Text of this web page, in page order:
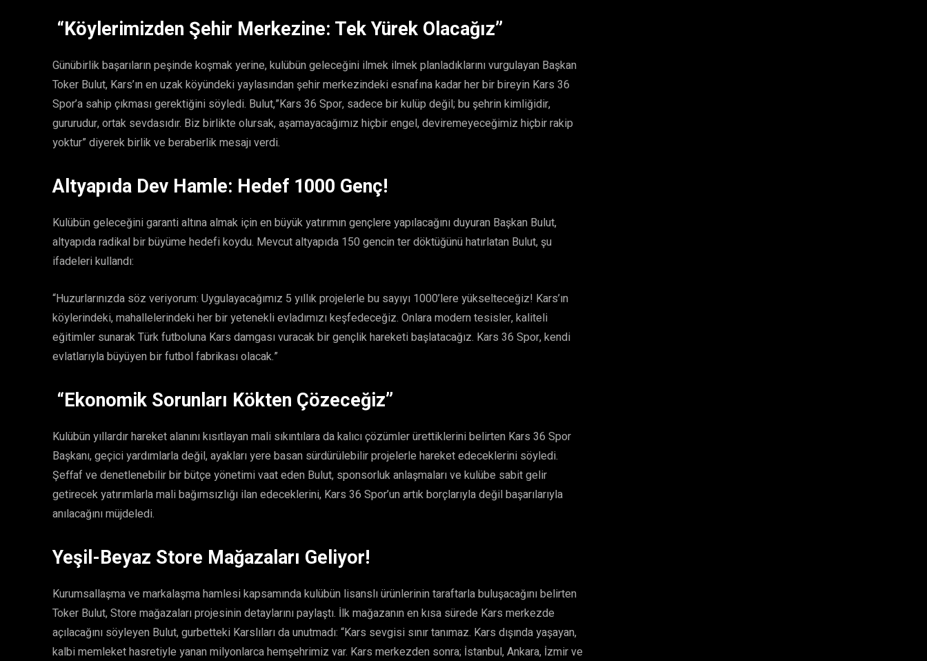
“Köylerimizden Şehir Merkezine: Tek Yürek Olacağız”
Günübirlik başarıların peşinde koşmak yerine, kulübün geleceğini ilmek ilmek planladıklarını vurgulayan Başkan
Toker Bulut, Kars’ın en uzak köyündeki yaylasından şehir merkezindeki esnafına kadar her bir bireyin Kars 36
Spor’a sahip çıkması gerektiğini söyledi. Bulut,”Kars 36 Spor, sadece bir kulüp değil; bu şehrin kimliğidir,
gururudur, ortak sevdasıdır. Biz birlikte olursak, aşamayacağımız hiçbir engel, deviremeyeceğimiz hiçbir rakip
yoktur” diyerek birlik ve beraberlik mesajı verdi.
Altyapıda Dev Hamle: Hedef 1000 Genç!
Kulübün geleceğini garanti altına almak için en büyük yatırımın gençlere yapılacağını duyuran Başkan Bulut,
altyapıda radikal bir büyüme hedefi koydu. Mevcut altyapıda 150 gencin ter döktüğünü hatırlatan Bulut, şu
ifadeleri kullandı:
“Huzurlarınızda söz veriyorum: Uygulayacağımız 5 yıllık projelerle bu sayıyı 1000’lere yükselteceğiz! Kars’ın
köylerindeki, mahallelerindeki her bir yetenekli evladımızı keşfedeceğiz. Onlara modern tesisler, kaliteli
eğitimler sunarak Türk futboluna Kars damgası vuracak bir gençlik hareketi başlatacağız. Kars 36 Spor, kendi
evlatlarıyla büyüyen bir futbol fabrikası olacak.”
“Ekonomik Sorunları Kökten Çözeceğiz”
Kulübün yıllardır hareket alanını kısıtlayan mali sıkıntılara da kalıcı çözümler ürettiklerini belirten Kars 36 Spor
Başkanı, geçici yardımlarla değil, ayakları yere basan sürdürülebilir projelerle hareket edeceklerini söyledi.
Şeffaf ve denetlenebilir bir bütçe yönetimi vaat eden Bulut, sponsorluk anlaşmaları ve kulübe sabit gelir
getirecek yatırımlarla mali bağımsızlığı ilan edeceklerini, Kars 36 Spor’un artık borçlarıyla değil başarılarıyla
anılacağını müjdeledi.
Yeşil-Beyaz Store Mağazaları Geliyor!
Kurumsallaşma ve markalaşma hamlesi kapsamında kulübün lisanslı ürünlerinin taraftarla buluşacağını belirten
Toker Bulut, Store mağazaları projesinin detaylarını paylaştı. İlk mağazanın en kısa sürede Kars merkezde
açılacağını söyleyen Bulut, gurbetteki Karslıları da unutmadı: “Kars sevgisi sınır tanımaz. Kars dışında yaşayan,
kalbi memleket hasretiyle yanan milyonlarca hemşehrimiz var. Kars merkezden sonra; İstanbul, Ankara, İzmir ve